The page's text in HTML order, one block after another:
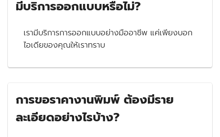
มีบริการออกแบบหรือไม่?
เรามีบริการการออกแบบอย่างมืออาชีพ แค่เพียงบอก
ไอเดียของคุณให้เราทราบ
การขอราคางานพิมพ์ ต้องมีราย
ละเอียดอย่างไรบ้าง?